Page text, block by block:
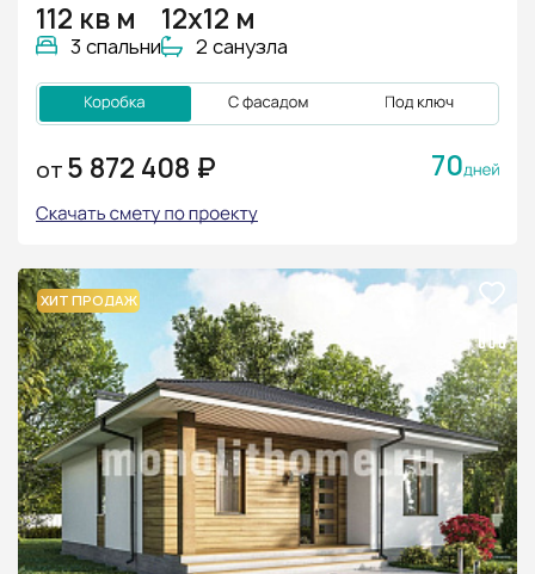
112 кв м
3 спальни
12х12 м
2 санузла
ОТ 5 872 408 ₽ 70
ХИТ ПРОДАЖ